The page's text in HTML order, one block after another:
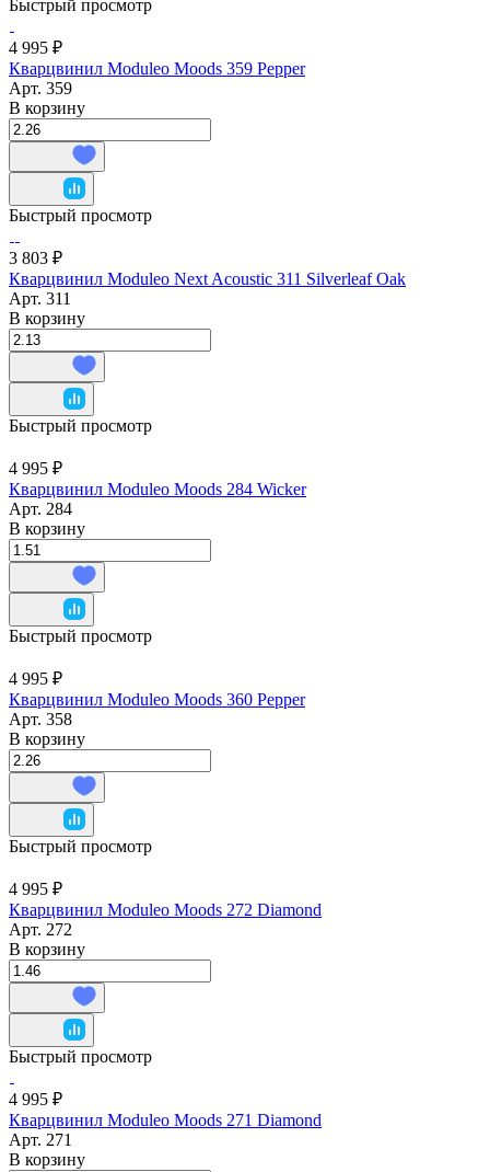
Быстрый просмотр
4 995 ₽
Кварцвинил Moduleo Moods 359 Pepper
Арт. 359
В корзину
Быстрый просмотр
3 803 ₽
Кварцвинил Moduleo Next Acoustic 311 Silverleaf Oak
Арт. 311
В корзину
Быстрый просмотр
4 995 ₽
Кварцвинил Moduleo Moods 284 Wicker
Арт. 284
В корзину
Быстрый просмотр
4 995 ₽
Кварцвинил Moduleo Moods 360 Pepper
Арт. 358
В корзину
Быстрый просмотр
4 995 ₽
Кварцвинил Moduleo Moods 272 Diamond
Арт. 272
В корзину
Быстрый просмотр
4 995 ₽
Кварцвинил Moduleo Moods 271 Diamond
Арт. 271
В корзину